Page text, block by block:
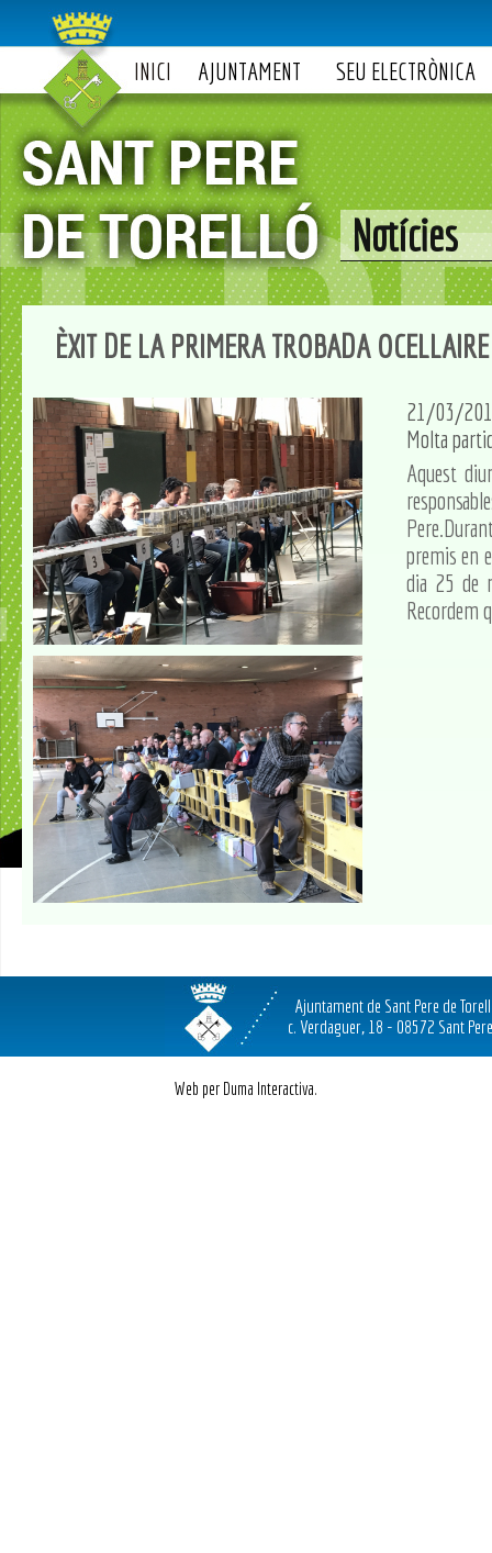
INICI AJUNTAMENT SEU ELECTRÒNICA
Notícies
ÈXIT DE LA PRIMERA TROBADA
21/03/
Molta
Aquest
premis en
dia 25 de
Recordem
Ajuntament de Sant Pere de
c. Verdaguer, 18 - 08572 Sant
Web per Duma Interactiva.